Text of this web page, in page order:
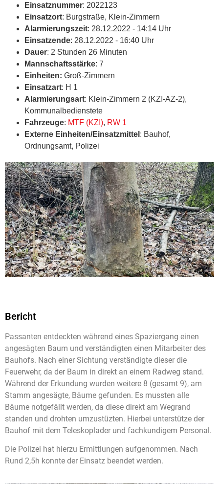
Einsatznummer: 2022123
Einsatzort: Burgstraße, Klein-Zimmern
Alarmierungszeit: 28.12.2022 - 14:14 Uhr
Einsatzende: 28.12.2022 - 16:40 Uhr
Dauer: 2 Stunden 26 Minuten
Mannschaftsstärke: 7
Einheiten: Groß-Zimmern
Einsatzart: H 1
Alarmierungsart: Klein-Zimmern 2 (KZI-AZ-2),
Kommunalbedienstete
Fahrzeuge: MTF (KZI), RW 1
Externe Einheiten/Einsatzmittel : Bauhof,
Ordnungsamt, Polizei
Bericht
Passanten entdeckten während eines Spaziergang einen
angesägten Baum und verständigten einen Mitarbeiter des
Bauhofs. Nach einer Sichtung verständigte dieser die
Feuerwehr, da der Baum in direkt an einem Radweg stand.
Während der Erkundung wurden weitere 8 (gesamt 9), am
Stamm angesägte, Bäume gefunden. Es mussten alle
Bäume notgefällt werden, da diese direkt am Wegrand
standen und drohten umzustüzten. Hierbei unterstütze der
Bauhof mit dem Teleskoplader und fachkundigem Personal.
Die Polizei hat hierzu Ermittlungen aufgenommen. Nach
Rund 2,5h konnte der Einsatz beendet werden.